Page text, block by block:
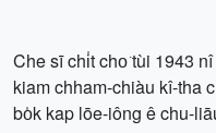
Che sī chi̍t cho͘ tùi 1943
kiam chham-chiàu kî-tha
bo̍k kap lōe-iông ê chu-